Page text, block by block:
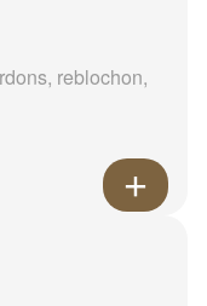
reblochon,